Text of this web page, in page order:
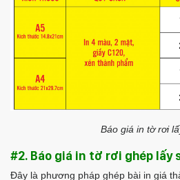
Báo giá in tờ rơi
#2. Báo giá in tờ rơi ghép lấy
Đây là phương pháp ghép bài in giá